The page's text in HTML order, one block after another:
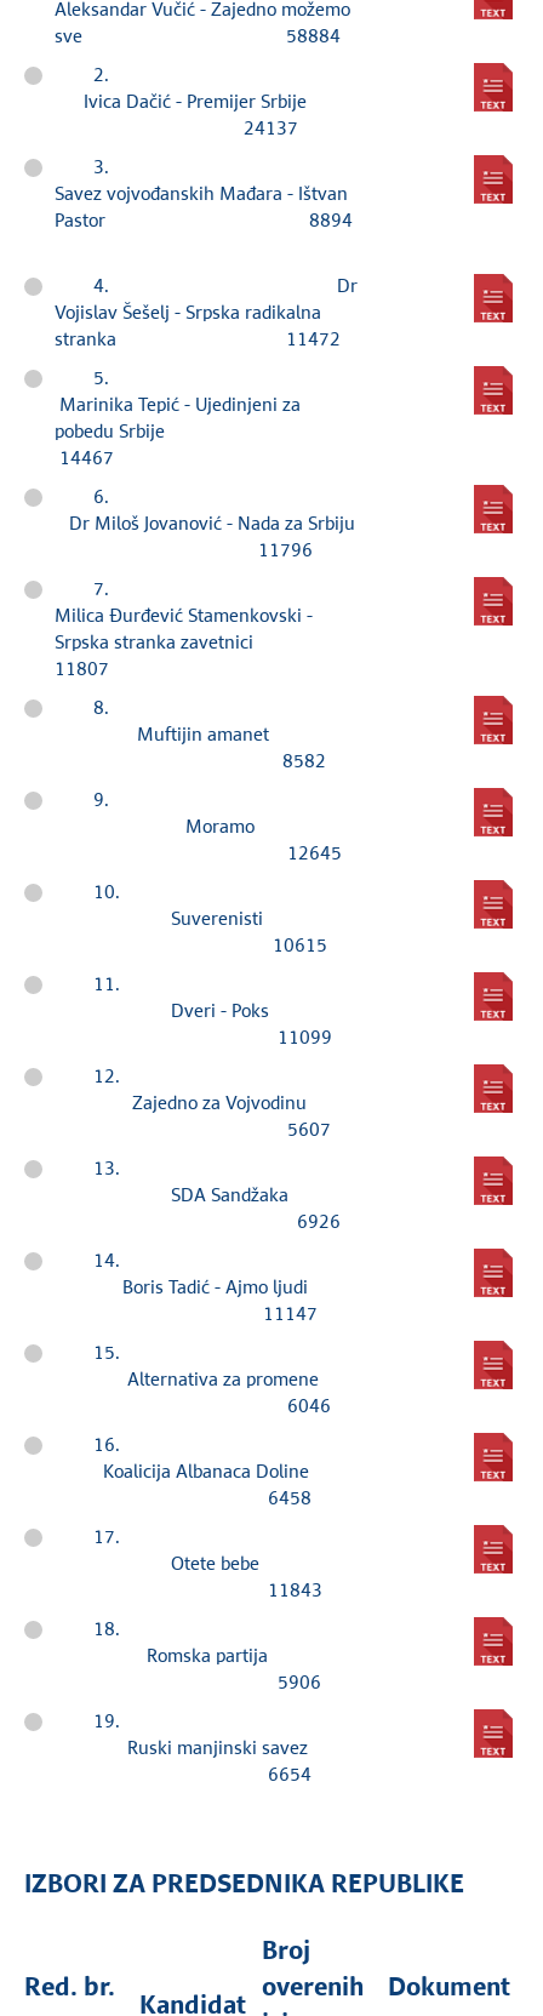
Aleksandar Vučić - Zajedno možemo
sve 58884
2.
Ivica Dačić - Premijer Srbije
24137
3.
Savez vojvođanskih Mađara - Ištvan
Pastor 8894
4. Dr
Vojislav Šešelj - Srpska radikalna
stranka 11472
5.
Marinika Tepić - Ujedinjeni za
pobedu Srbije
14467
6.
Dr Miloš Jovanović - Nada za Srbiju
11796
7.
Milica Đurđević Stamenkovski -
Srpska stranka zavetnici
11807
8.
Muftijin amanet
8582
9.
Moramo
12645
10.
Suverenisti
10615
11.
Dveri - Poks
11099
12.
Zajedno za Vojvodinu
5607
13.
SDA Sandžaka
6926
14.
Boris Tadić - Ajmo ljudi
11147
15.
Alternativa za promene
6046
16.
Koalicija Albanaca Doline
6458
17.
Otete bebe
11843
18.
Romska partija
5906
19.
Ruski manjinski savez
6654
IZBORI ZA PREDSEDNIKA REPUBLIKE
Red. br.
Kandidat
Broj
overenih
Dokument